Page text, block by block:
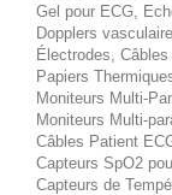
Gel pour ECG,
Dopplers
Électrodes,
Papiers
Moniteurs Multi-
Moniteurs Multi-
Câbles Patient
Capteurs SpO2
Capteurs de